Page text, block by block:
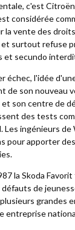
c'est
considérée
la vente des
surtout refuse
et secundo
échec, l'idée
de son nouveau
et son centre de
des tests
Les ingénieurs
pour apporter
la Skoda
de
grandes
entreprise